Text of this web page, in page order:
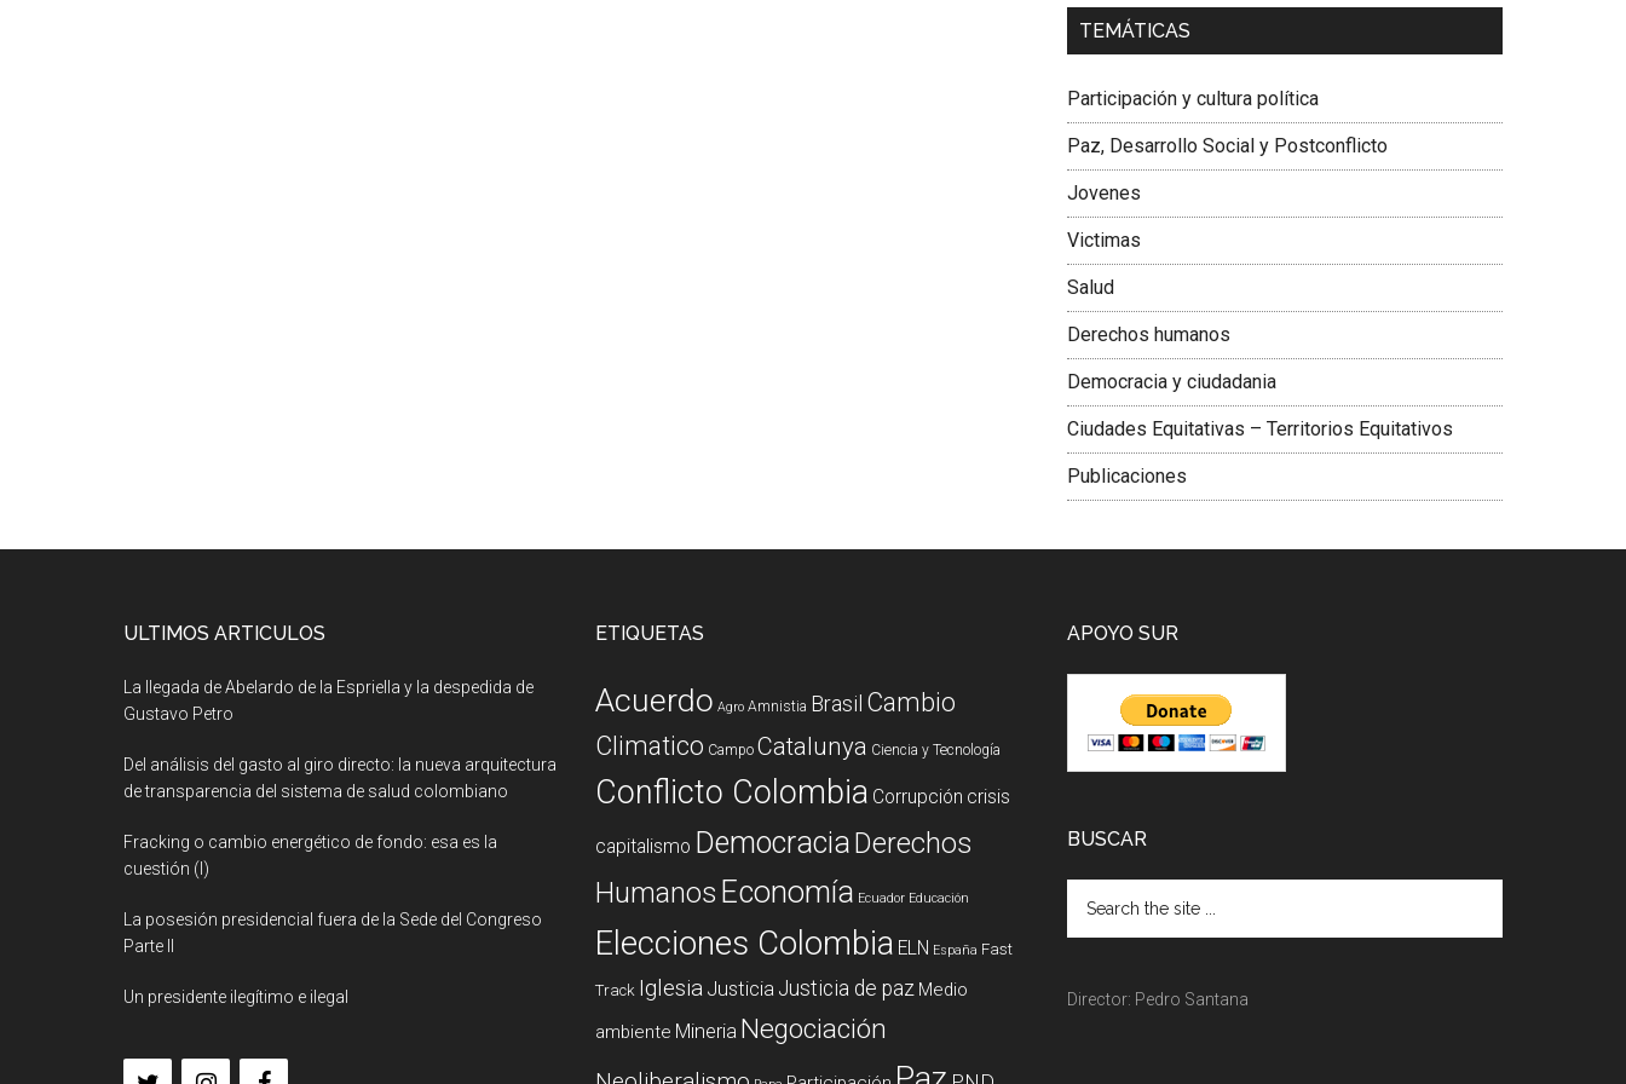
Dra. Carolina Corcho Mejía,
Latinoamericana Sur, Vicepresidenta Federación
TEMÁTICAS
Participación y cultura política
Paz, Desarrollo Social y Postconflicto
Jovenes
Victimas
Salud
Derechos humanos
Democracia y ciudadania
Ciudades Equitativas – Territorios Equitativos
Publicaciones
ULTIMOS ARTICULOS
La llegada de Abelardo de la Espriella y la despedida de
Gustavo Petro
Del análisis del gasto al giro directo: la nueva arquitectura
de transparencia del sistema de salud colombiano
Fracking o cambio energético de fondo: esa es la
cuestión (I)
La posesión presidencial fuera de la Sede del Congreso
Parte II
Un presidente ilegítimo e ilegal
ETIQUETAS
Acuerdo Agro Amnistia Brasil Cambio
Climatico Campo Catalunya Ciencia y Tecnología
Conflicto Colombia Corrupción crisis
capitalismo DemocraciaDerechos
Humanos Economía Ecuador Educación
Elecciones Colombia ELN España Fast
Track Iglesia Justicia Justicia de paz Medio
ambiente Mineria Negociación
APOYO SUR
BUSCAR
Director: Pedro Santana